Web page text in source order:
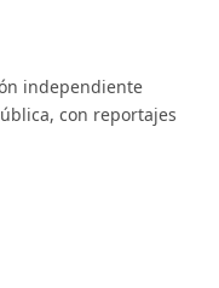
independiente
con reportajes